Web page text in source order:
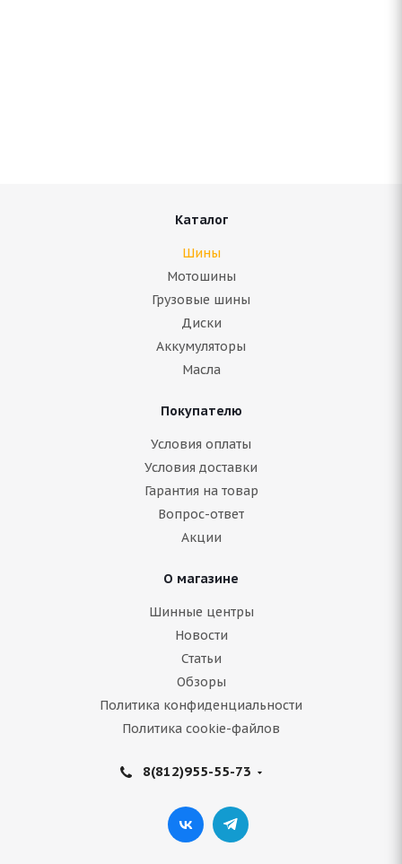
Antares Grip 20 225/70 R15C 112/110S
Подробнее
ARIVO Vanderful A/S 225/70 R15C 112/110R
В наличии (менее 4 шт.)
Каталог
Шины
Мотошины
Грузовые шины
Диски
Аккумуляторы
Масла
Покупателю
Условия оплаты
Условия доставки
Гарантия на товар
Вопрос-ответ
Акции
О магазине
Шинные центры
Новости
Статьи
Обзоры
Политика конфиденциальности
Политика cookie-файлов
8(812)955-55-73